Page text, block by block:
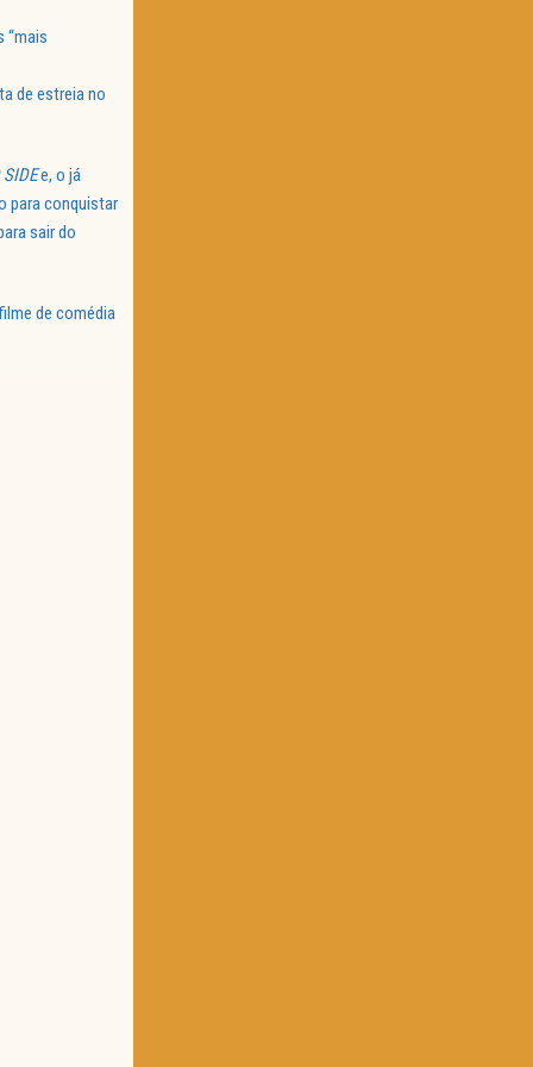
“mais
de estreia no
e, o já
para conquistar
sair do
de comédia